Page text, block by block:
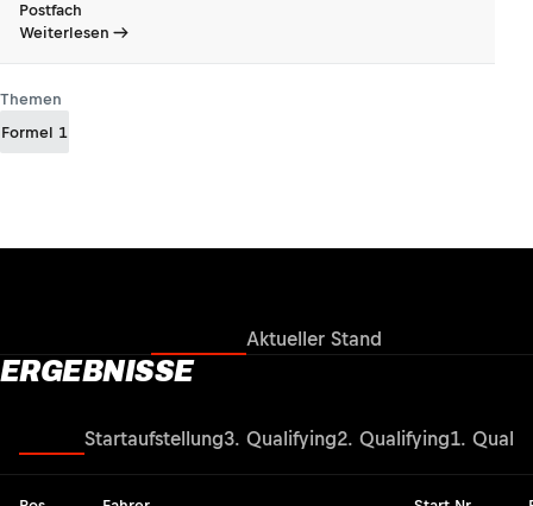
Postfach
Weiterlesen
Themen
Formel 1
Aktueller Stand
ERGEBNISSE
Startaufstellung3. Qualifying2. Qualifying1.